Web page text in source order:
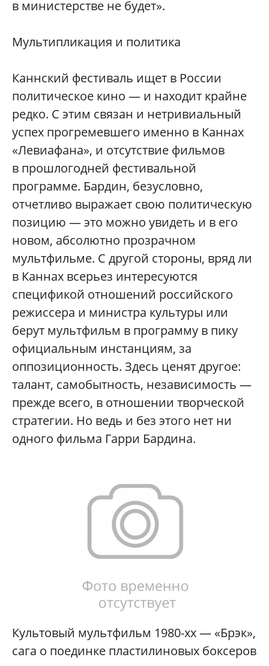
в министерстве не будет».
Мультипликация и политика
Каннский фестиваль ищет в России
политическое кино — и находит крайне
редко. С этим связан и нетривиальный
успех прогремевшего именно в Каннах
«Левиафана», и отсутствие фильмов
в прошлогодней фестивальной
программе. Бардин, безусловно,
отчетливо выражает свою политическую
позицию — это можно увидеть и в его
новом, абсолютно прозрачном
мультфильме. С другой стороны, вряд ли
в Каннах всерьез интересуются
спецификой отношений российского
режиссера и министра культуры или
берут мультфильм в программу в пику
официальным инстанциям, за
оппозиционность. Здесь ценят другое:
талант, самобытность, независимость —
прежде всего, в отношении творческой
стратегии. Но ведь и без этого нет ни
одного фильма Гарри Бардина.
Культовый мультфильм 1980-хх — «Брэк»,
сага о поединке пластилиновых боксеров